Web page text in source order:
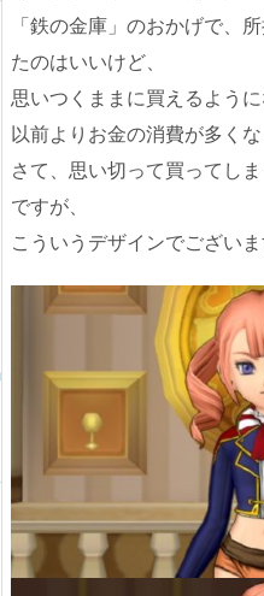
「鉄の金庫」のおかげで、
たのはいいけど、
思いつくままに買えるように
以前よりお金の消費が多くな
さて、思い切って買ってし
ですが、
こういうデザインでございま